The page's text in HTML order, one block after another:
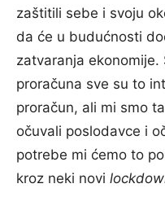
zaštitili sebe i svoju
da će u budućnosti
zatvaranja
proračuna sve su to
proračun, ali mi smo
očuvali poslodavce i
potrebe mi ćemo to
kroz neki novi